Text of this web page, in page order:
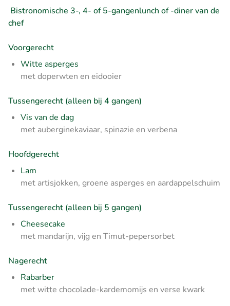
Bistronomische 3-, 4- of 5-gangenlunch of -diner van de
chef
Voorgerecht
Witte asperges
met doperwten en eidooier
Tussengerecht (alleen bij 4 gangen)
Vis van de dag
met auberginekaviaar, spinazie en verbena
Hoofdgerecht
Lam
met artisjokken, groene asperges en aardappelschuim
Tussengerecht (alleen bij 5 gangen)
Cheesecake
met mandarijn, vijg en Timut-pepersorbet
Nagerecht
Rabarber
met witte chocolade-kardemomijs en verse kwark